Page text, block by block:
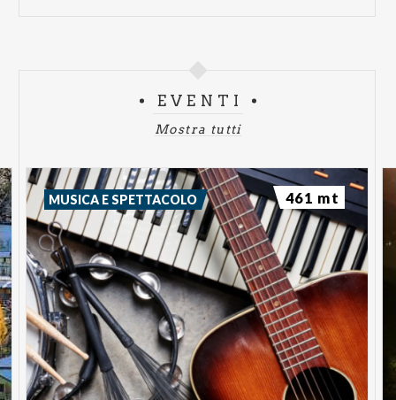
EVENTI
Mostra tutti
MUSICA E SPETTACOLO 461 mt